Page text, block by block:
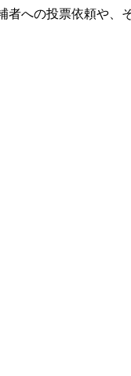
者への投票依頼や、